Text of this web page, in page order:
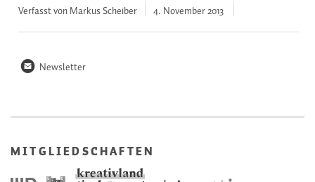
Verfasst von Markus Scheiber 4. November2013
n Newsletter
MITGLIEDSCHAFTEN